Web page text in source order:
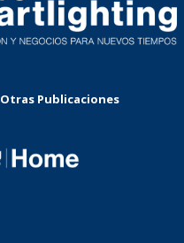
Otras Publicaciones